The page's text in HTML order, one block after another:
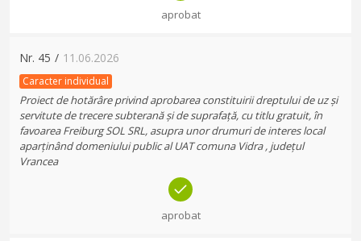
aprobat
Nr. 45 / 11.06.2026
Caracter individual
Proiect de hotărâre privind aprobarea constituirii dreptului de uz și
servitute de trecere subterană și de suprafață, cu titlu gratuit, în
favoarea Freiburg SOL SRL, asupra unor drumuri de interes local
aparținând domeniului public al UAT comuna Vidra , județul
Vrancea
aprobat